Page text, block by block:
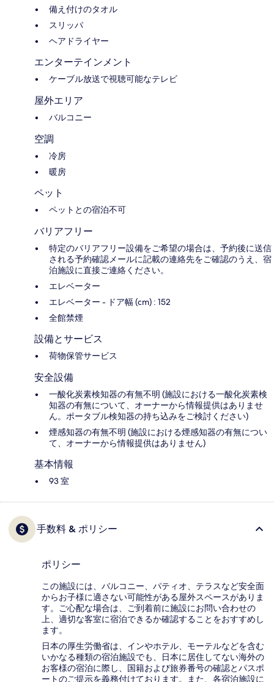
備え付けのタオル
スリッパ
ヘアドライヤー
エンターテインメント
ケーブル放送で視聴可能なテレビ
屋外エリア
バルコニー
空調
冷房
暖房
ペット
ペットとの宿泊不可
バリアフリー
特定のバリアフリー設備をご希望の場合は、予約後に送信
される予約確認メールに記載の連絡先をご確認のうえ、宿
泊施設に直接ご連絡ください。
エレベーター
エレベーター - ドア幅 (cm) : 152
全館禁煙
設備とサービス
荷物保管サービス
安全設備
一酸化炭素検知器の有無不明 (施設における一酸化炭素検
知器の有無について、オーナーから情報提供はありませ
ん。ポータブル検知器の持ち込みをご検討ください)
煙感知器の有無不明 (施設における煙感知器の有無につい
て、オーナーから情報提供はありません)
基本情報
93 室
手数料 & ポリシー
ポリシー
この施設には、バルコニー、パティオ、テラスなど安全面
からお子様に適さない可能性がある屋外スペースがありま
す。ご心配な場合は、ご到着前に施設にお問い合わせの
上、適切な客室に宿泊できるか確認することをおすすめし
ます。
日本の厚生労働省は、インやホテル、モーテルなどを含む
いかなる種類の宿泊施設でも、日本に​居住してない海外の
お客様の宿泊に際し、国籍および旅券番号の確認とパスポ
ートのご提示を義務付け​ております。また、各宿泊施設に